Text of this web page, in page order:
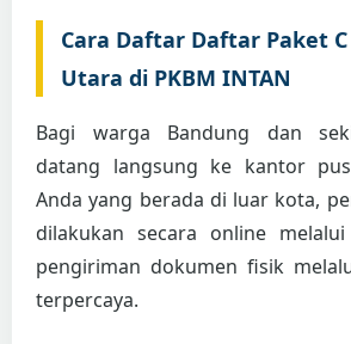
Cara Daftar Daftar Paket
Utara di PKBM INTAN
Bagi warga Bandung dan
datang langsung ke kantor
Anda yang berada di luar kota,
dilakukan secara online
pengiriman dokumen fisik
terpercaya.